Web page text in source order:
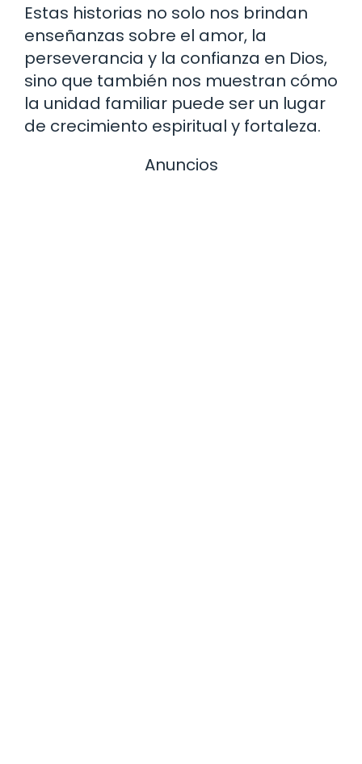
Estas historias no solo nos brindan
enseñanzas sobre el amor, la
perseverancia y la confianza en Dios,
sino que también nos muestran cómo
la unidad familiar puede ser un lugar
de crecimiento espiritual y fortaleza.
Anuncios